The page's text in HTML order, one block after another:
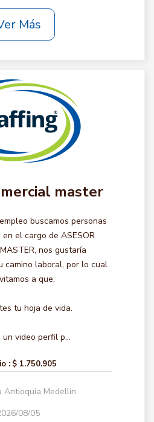
Más
master
buscamos personas
el cargo de ASESOR
nos gustaría
camino laboral, por lo cual
a que:
tu hoja de vida.
un video perfil p...
: $ 1.750.905
Antioquia Medellin
08/05